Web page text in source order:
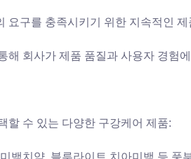
요구를 충족시키기 위한 지속적인 제
해 회사가 제품 품질과 사용자 경험
할 수 있는 다양한 구강케어 제품: